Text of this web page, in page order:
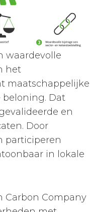
waardevolle
het
maatschappelijke
Dat
en
Door
participeren
in lokale
Carbon Company